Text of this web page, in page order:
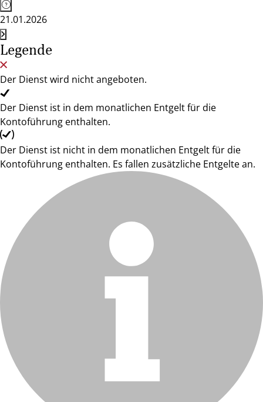
21.01.2026
Legende
Der Dienst wird nicht angeboten.
Der Dienst ist in dem monatlichen Entgelt für die
Kontoführung enthalten.
Der Dienst ist nicht in dem monatlichen Entgelt für die
Kontoführung enthalten. Es fallen zusätzliche Entgelte an.